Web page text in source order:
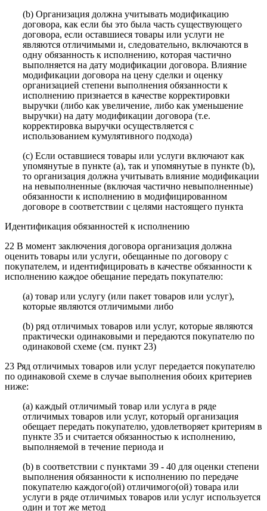
(b) Организация должна учитывать модификацию
договора, как если бы это была часть существующего
договора, если оставшиеся товары или услуги не
являются отличимыми и, следовательно, включаются в
одну обязанность к исполнению, которая частично
выполняется на дату модификации договора. Влияние
модификации договора на цену сделки и оценку
организацией степени выполнения обязанности к
исполнению признается в качестве корректировки
выручки (либо как увеличение, либо как уменьшение
выручки) на дату модификации договора (т.е.
корректировка выручки осуществляется с
использованием кумулятивного подхода)
(c) Если оставшиеся товары или услуги включают как
упомянутые в пункте (a), так и упомянутые в пункте (b),
то организация должна учитывать влияние модификации
на невыполненные (включая частично невыполненные)
обязанности к исполнению в модифицированном
договоре в соответствии с целями настоящего пункта
Идентификация обязанностей к исполнению
22 В момент заключения договора организация должна
оценить товары или услуги, обещанные по договору с
покупателем, и идентифицировать в качестве обязанности к
исполнению каждое обещание передать покупателю:
(a) товар или услугу (или пакет товаров или услуг),
которые являются отличимыми либо
(b) ряд отличимых товаров или услуг, которые являются
практически одинаковыми и передаются покупателю по
одинаковой схеме (см. пункт 23)
23 Ряд отличимых товаров или услуг передается покупателю
по одинаковой схеме в случае выполнения обоих критериев
ниже:
(a) каждый отличимый товар или услуга в ряде
отличимых товаров или услуг, который организация
обещает передать покупателю, удовлетворяет критериям в
пункте 35 и считается обязанностью к исполнению,
выполняемой в течение периода и
(b) в соответствии с пунктами 39 - 40 для оценки степени
выполнения обязанности к исполнению по передаче
покупателю каждого(ой) отличимого(ой) товара или
услуги в ряде отличимых товаров или услуг используется
один и тот же метод